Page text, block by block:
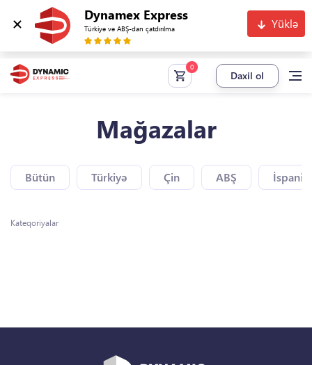
Dynamex Express
Türkiyə və ABŞ-dan çatdırılma Yüklə
Daxil ol
Mağazalar
Bütün Türkiyə Çin ABŞ
Kateqoriyalar